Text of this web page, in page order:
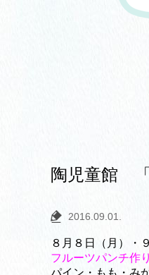
陶児童館 「
2016.09.01.
８月８日（月）・
フルーツパンチ作り
パイン・もも・み